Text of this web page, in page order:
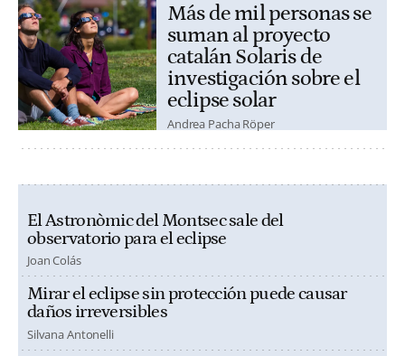
Más de mil personas se
suman al proyecto
catalán Solaris de
investigación sobre el
eclipse solar
Andrea Pacha Röper
El Astronòmic del Montsec sale del
observatorio para el eclipse
Joan Colás
Mirar el eclipse sin protección puede causar
daños irreversibles
Silvana Antonelli